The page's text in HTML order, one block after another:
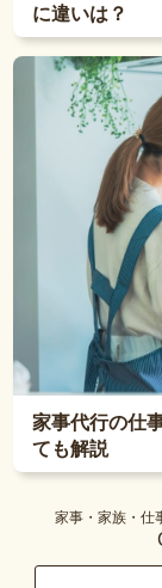
に違いは？
家事代行の仕
ても解説
家事・家族・仕